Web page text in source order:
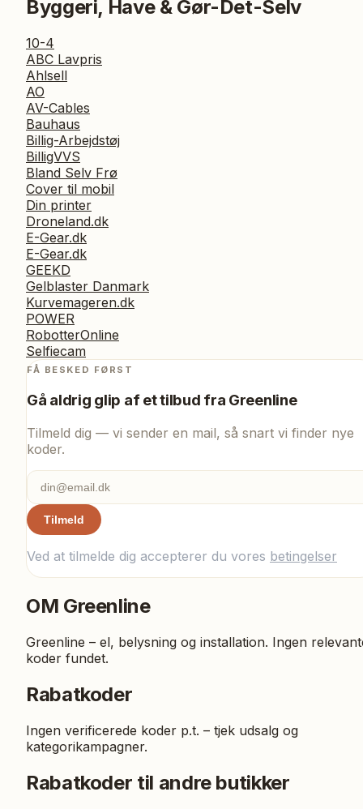
Byggeri, Have & Gør-Det-Selv
10-4
ABC Lavpris
Ahlsell
AO
AV-Cables
Bauhaus
Billig-Arbejdstøj
BilligVVS
Bland Selv Frø
Cover til mobil
Din printer
Droneland.dk
E-Gear.dk
E-Gear.dk
GEEKD
Gelblaster Danmark
Kurvemageren.dk
POWER
RobotterOnline
Selfiecam
FÅ BESKED FØRST
Gå aldrig glip af et tilbud fra Greenline
Tilmeld dig — vi sender en mail, så snart vi finder nye
koder.
Tilmeld
Ved at tilmelde dig accepterer du vores betingelser
OM Greenline
Greenline – el, belysning og installation. Ingen
koder fundet.
Rabatkoder
Ingen verificerede koder p.t. – tjek udsalg og
kategorikampagner.
Rabatkoder til andre butikker